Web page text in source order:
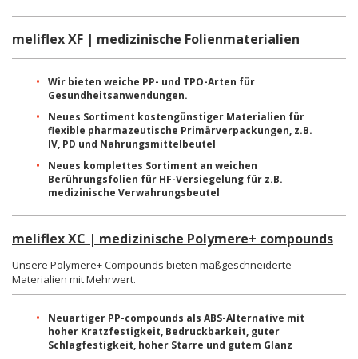
meliflex XF | medizinische Folienmaterialien
Wir bieten weiche PP- und TPO-Arten für
Gesundheitsanwendungen.
Neues Sortiment kostengünstiger Materialien für
flexible pharmazeutische Primärverpackungen, z.B.
IV, PD und Nahrungsmittelbeutel
Neues komplettes Sortiment an weichen
Berührungsfolien für HF-Versiegelung für z.B.
medizinische Verwahrungsbeutel
meliflex XC | medizinische Polymere+ compounds
Unsere Polymere+ Compounds bieten maßgeschneiderte
Materialien mit Mehrwert.
Neuartiger PP-compounds als ABS-Alternative mit
hoher Kratzfestigkeit, Bedruckbarkeit, guter
Schlagfestigkeit, hoher Starre und gutem Glanz